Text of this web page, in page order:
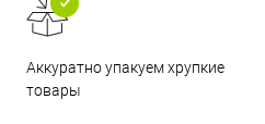
Аккуратно упакуем хрупкие
товары